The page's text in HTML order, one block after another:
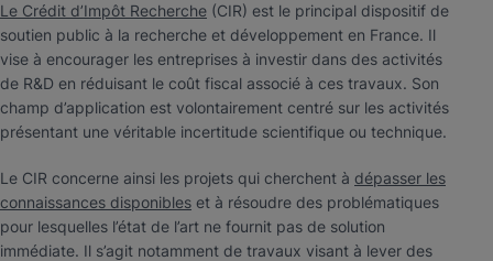
Le Crédit d’Impôt Recherche (CIR) est le principal dispositif de
soutien public à la recherche et développement en France. Il
vise à encourager les entreprises à investir dans des activités
de R&D en réduisant le coût fiscal associé à ces travaux. Son
champ d’application est volontairement centré sur les activités
présentant une véritable incertitude scientifique ou technique.
Le CIR concerne ainsi les projets qui cherchent à dépasser les
connaissances disponibles et à résoudre des problématiques
pour lesquelles l’état de l’art ne fournit pas de solution
immédiate. Il s’agit notamment de travaux visant à lever des